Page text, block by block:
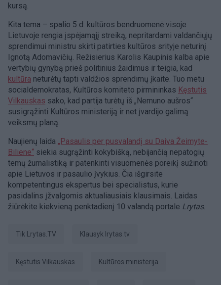
kursą.
Kita tema – spalio 5 d. kultūros bendruomenė visoje
Lietuvoje rengia įspėjamąjį streiką, nepritardami valdančiųjų
sprendimui ministru skirti patirties kultūros srityje neturinį
Ignotą Adomavičių. Režisierius Karolis Kaupinis kalba apie
vertybių gynybą prieš politinius žaidimus ir teigia, kad
kultūra neturėtų tapti valdžios sprendimų įkaite. Tuo metu
socialdemokratas, Kultūros komiteto pirmininkas Kęstutis
Vilkauskas sako, kad partija turėtų iš „Nemuno aušros“
susigrąžinti Kultūros ministeriją ir net įvardijo galimą
veiksmų planą.
Naujienų laida „Pasaulis per pusvalandį su Daiva Žeimyte-
Biliene“ siekia sugrąžinti kokybišką, nebijančią nepatogių
temų žurnalistiką ir patenkinti visuomenės poreikį sužinoti
apie Lietuvos ir pasaulio įvykius. Čia išgirsite
kompetentingus ekspertus bei specialistus, kurie
pasidalins įžvalgomis aktualiausiais klausimais. Laidas
žiūrėkite kiekvieną penktadienį 10 valandą portale ​ Lrytas.
tik Lrytas.TV Klausyk lrytas.tv
Kęstutis Vilkauskas Kultūros ministerija